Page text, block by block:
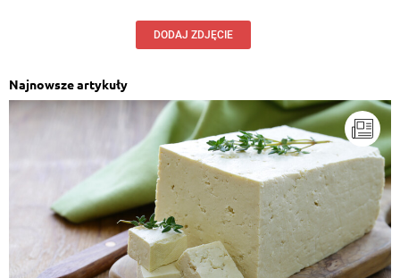
DODAJ ZDJĘCIE
Najnowsze artykuły